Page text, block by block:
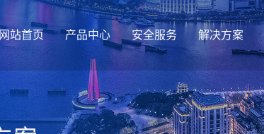
网站首页 产品中心 安全服务 解决方案